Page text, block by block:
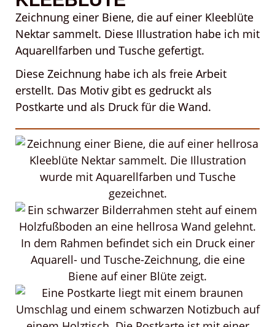
Zeichnung einer Biene, die auf einer Kleeblüte
Nektar sammelt. Diese Illustration habe ich mit
Aquarellfarben und Tusche gefertigt.
Diese Zeichnung habe ich als freie Arbeit
erstellt. Das Motiv gibt es gedruckt als
Postkarte und als Druck für die Wand.